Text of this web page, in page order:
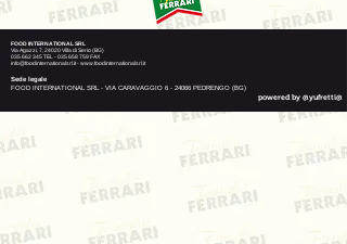
FOOD INTERNATIONAL SRL
Via Agazzi, 7, 24020 Villa di Serio (BG)
035 662 345TEL -035 658 759FAX
info@foodinternationalsrl.it-www.foodinternationalsrl.it
Sede legale
FOOD INTERNATIONAL SRL - VIA CARAVAGGIO 6 - 24066 PEDRENGO (BG)
powered by @yufretti@